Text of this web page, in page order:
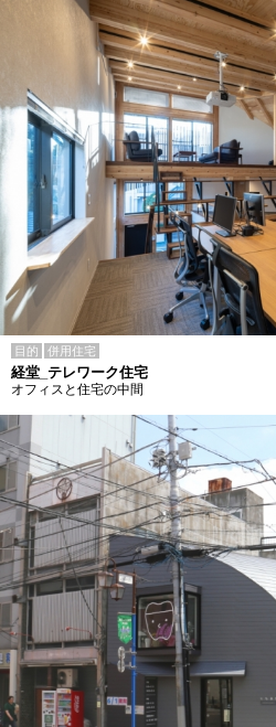
目的 併用住宅
経堂_テレワーク住宅
オフィスと住宅の中間